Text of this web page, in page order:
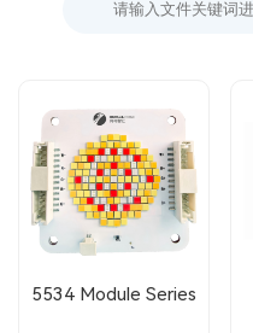
5534 Module Series